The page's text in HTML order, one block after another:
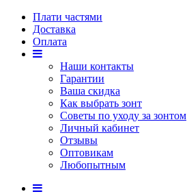
Плати частями
Доставка
Оплата
Наши контакты
Гарантии
Ваша скидка
Как выбрать зонт
Советы по уходу за зонтом
Личный кабинет
Отзывы
Оптовикам
Любопытным